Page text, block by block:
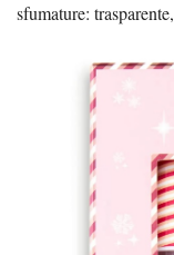
sfumature: